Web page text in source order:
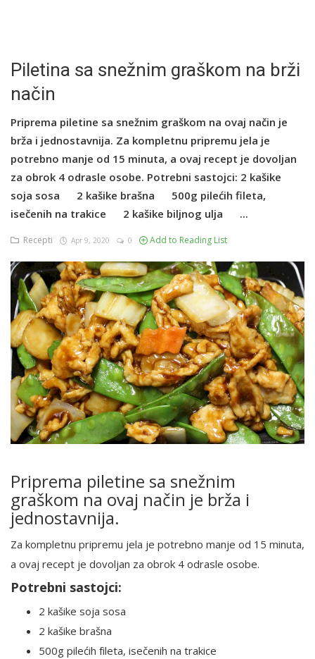
Piletina sa snežnim graškom na brži
način
Priprema piletine sa snežnim graškom na ovaj način je
brža i jednostavnija. Za kompletnu pripremu jela je
potrebno manje od 15 minuta, a ovaj recept je dovoljan
za obrok 4 odrasle osobe. Potrebni sastojci: 2 kašike
soja sosa 2 kašike brašna 500g pilećih fileta,
isečenih na trakice 2 kašike biljnog ulja ...
Recepti Apr 9, 2020 0 Add to Reading List
Priprema piletine sa snežnim
graškom na ovaj način je brža i
jednostavnija.
Za kompletnu pripremu jela je potrebno manje od 15 minuta,
a ovaj recept je dovoljan za obrok 4 odrasle osobe.
Potrebni sastojci:
2 kašike soja sosa
2 kašike brašna
500g pilećih fileta, isečenih na trakice